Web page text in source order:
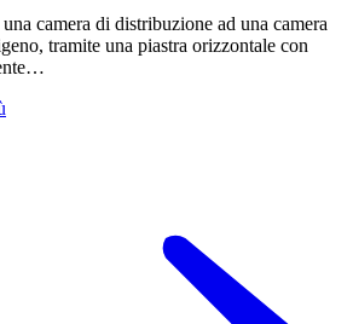
camera di distribuzione ad una camera
tramite una piastra orizzontale con